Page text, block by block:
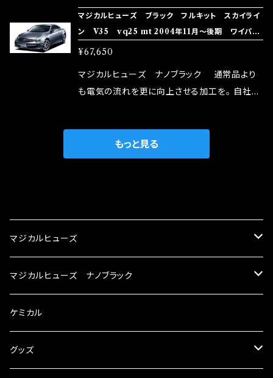
rz）の2店舗の専売品になりますので宜しくお願
い致します。
メ！ レーシングドライバーMAX織戸選手がテス
ターとなり吟味し時間を掛けて検証し、これは
体感出来て面白く、車には必ずプラスになりデメ
リットが無い。と。 コラボ開発製品です。 購入先
はこちらのマジカルヒューズ直販サイトと横浜に
rz）の2店舗の専売品になりますので宜しくお願
い致します。
マジカルヒューズ ブラック フルキット スカイライ
ン V35 vq25 mt 2004年11月～後期 ワイパデ
アイサ・ミラーヒータ MFNFB133 41個
¥67,650
マジカルヒューズ ナノブラック 通常品より
も電気の流れを更に向上させる加工を。 自社比
メ！ レーシングドライバーMAX織戸選手がテス
ターとなり吟味し時間を掛けて検証し、これは
い致します。
もっと見る
マジカルヒューズ
スズキ
KEI
アルト
スバル
BRZ
ダイハツ
マジカルヒューズ ナノブラック
スズキ ブラック
KEI
スバル ブラック
ケミカル
グッズ